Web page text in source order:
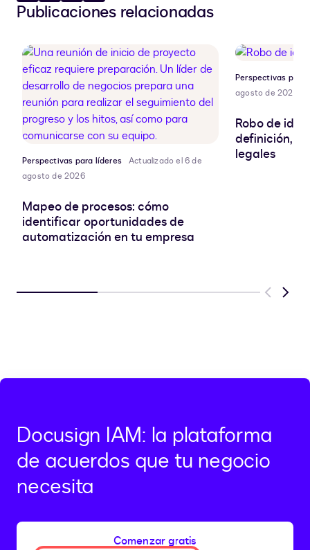
en
al
en
en
Publicaciones relacionadas
Perspectivas para líderes
Actualizado el 6 de
agosto de 2026
Mapeo de procesos: cómo
identificar oportunidades de
automatización en tu empresa
Perspectivas para
agosto de 2026
Robo de
definición,
legales
Previous
Next
Docusign IAM: la plataforma
de acuerdos que tu negocio
necesita
Comenzar gratis